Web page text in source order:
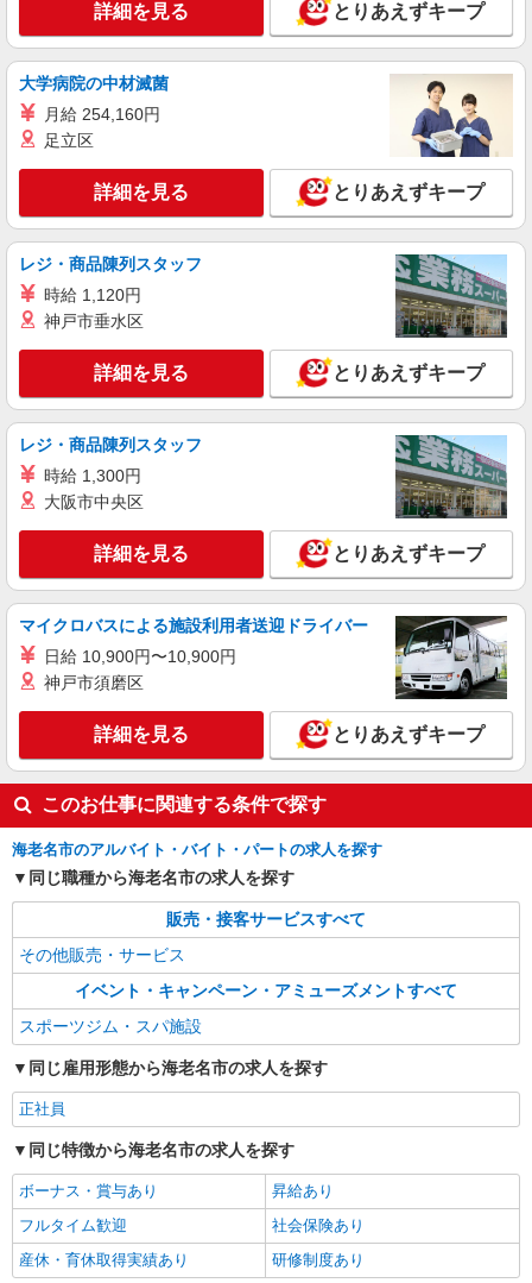
詳細を見る とりあえずキープ
大学病院の中材滅菌
月給 254,160円
足立区
詳細を見る とりあえずキープ
レジ・商品陳列スタッフ
時給 1,120円
神戸市垂水区
詳細を見る とりあえずキープ
レジ・商品陳列スタッフ
時給 1,300円
大阪市中央区
詳細を見る とりあえずキープ
マイクロバスによる施設利用者送迎ドライバー
日給 10,900円〜10,900円
神戸市須磨区
詳細を見る とりあえずキープ
このお仕事に関連する条件で探す
海老名市のアルバイト・バイト・パートの求人を探す
同じ職種から海老名市の求人を探す
販売・接客サービスすべて
その他販売・サービス
イベント・キャンペーン・アミューズメントすべて
スポーツジム・スパ施設
同じ雇用形態から海老名市の求人を探す
正社員
同じ特徴から海老名市の求人を探す
ボーナス・賞与あり
昇給あり
フルタイム歓迎
社会保険あり
産休・育休取得実績あり
研修制度あり